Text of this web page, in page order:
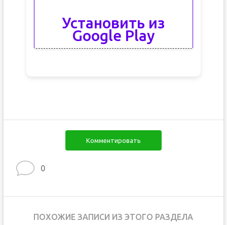
Установить из
Google Play
Комментировать
0
ПОХОЖИЕ ЗАПИСИ ИЗ ЭТОГО РАЗДЕЛА